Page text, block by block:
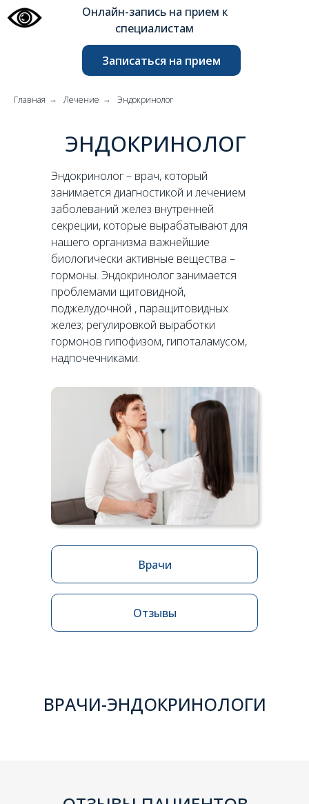
Онлайн-запись на прием к
специалистам
Записаться на прием
Главная → Лечение → Эндокринолог
ЭНДОКРИНОЛОГ
Эндокринолог – врач, который
занимается диагностикой и лечением
заболеваний желез внутренней
секреции, которые вырабатывают для
нашего организма важнейшие
биологически активные вещества –
гормоны. Эндокринолог занимается
проблемами щитовидной,
поджелудочной , паращитовидных
желез; регулировкой выработки
гормонов гипофизом, гипоталамусом,
надпочечниками.
Врачи
Отзывы
ВРАЧИ-ЭНДОКРИНОЛОГИ